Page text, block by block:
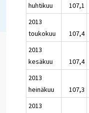
huhtikuu
107,1
2013
toukokuu
107,4
2013
kesäkuu
107,4
2013
heinäkuu
107,3
2013